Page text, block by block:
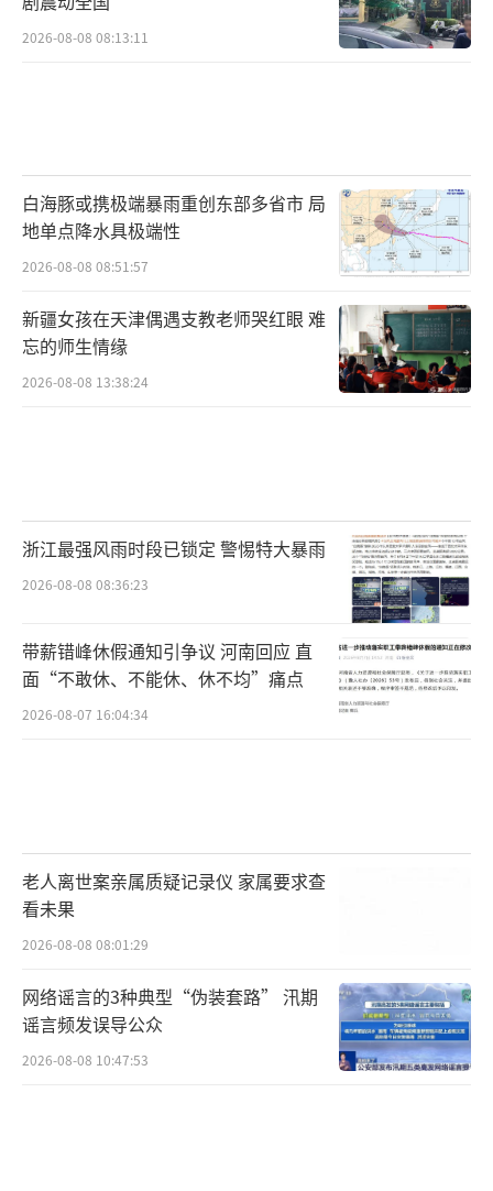
2026-08-08 08:13:11
白海豚或携极端暴雨重创东部多省市 局
地单点降水具极端性
2026-08-08 08:51:57
新疆女孩在天津偶遇支教老师哭红眼 难
忘的师生情缘
2026-08-08 13:38:24
浙江最强风雨时段已锁定 警惕特大暴雨
2026-08-08 08:36:23
带薪错峰休假通知引争议 河南回应 直
面“不敢休、不能休、休不均”痛点
2026-08-07 16:04:34
老人离世案亲属质疑记录仪 家属要求查
看未果
2026-08-08 08:01:29
网络谣言的3种典型“伪装套路” 汛期
谣言频发误导公众
2026-08-08 10:47:53